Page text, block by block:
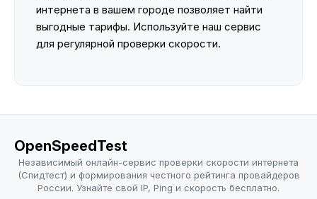
интернета в вашем городе позволяет найти
выгодные тарифы. Используйте наш сервис
для регулярной проверки скорости.
OpenSpeedTest
Независимый онлайн-сервис проверки скорости интернета
(Спидтест) и формирования честного рейтинга провайдеров
России. Узнайте свой IP, Ping и скорость бесплатно.